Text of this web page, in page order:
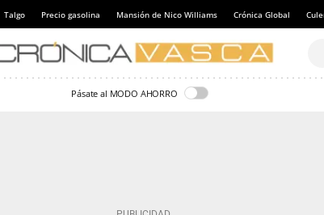
Talgo Precio gasolina Mansión de Nico Williams Crónica Global
Pásate al MODO AHORRO